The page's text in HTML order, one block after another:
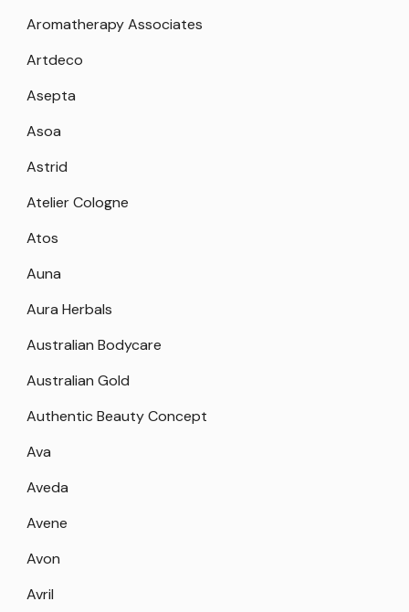
Aromatherapy Associates
Artdeco
Asepta
Asoa
Astrid
Atelier Cologne
Atos
Auna
Aura Herbals
Australian Bodycare
Australian Gold
Authentic Beauty Concept
Ava
Aveda
Avene
Avon
Avril